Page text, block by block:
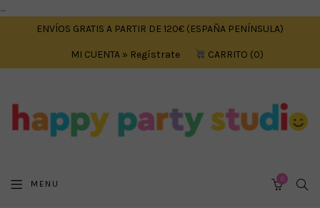
....
ENVÍOS GRATIS A PARTIR DE 120€ (ESPAÑA PENÍNSULA)
MI CUENTA » Regístrate CARRITO 0
MENU 0